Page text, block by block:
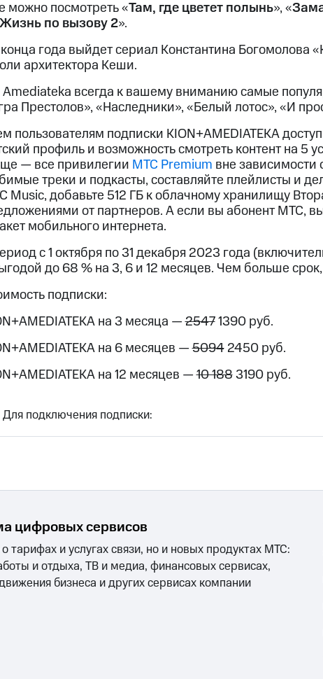
и колонкиУмные часы и трекеры Умный дом
и получайте доход 15%
и МТС Супер дешевле при оплате с карты МТС Деньги
МТС
можно посмотреть «Там, где цветет полынь», «
Жизнь по вызову 2».
года выйдет сериал Константина Богомолова
архитектора Кеши.
всегда к вашему вниманию самые
Престолов», «Наследники», «Белый лотос», «И
пользователям подписки KION+AMEDIATEKA
профиль и возможность смотреть контент на 5
— все привилегии МТС Premium вне зависимости
треки и подкасты, составляйте плейлисты и
Music, добавьте 512 ГБ к облачному хранилищу
от партнеров. А если вы абонент МТС,
мобильного интернета.
с 1 октября по 31 декабря 2023 года
до 68 % на 3, 6 и 12 месяцев. Чем больше
подписки:
на 3 месяца —25471390 руб.
на 6 месяцев —50942450 руб.
на 12 месяцев —10 1883190 руб.
Для подключения подписки:
цифровых сервисов
тарифах и услугах связи, но и новых продуктах МТС:
и отдыха, ТВ и медиа, финансовых сервисах,
бизнеса и других сервисах компании